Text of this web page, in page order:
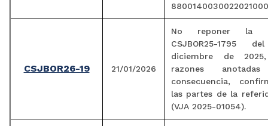
CSJBOR26-19 21/01/2026
No reponer la
CSJBOR25-1795
diciembre de
razones
consecuencia,
las partes de la
(VJA 2025-01054).